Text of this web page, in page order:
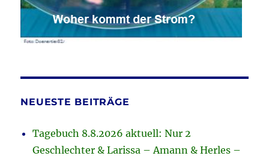
NEUESTE BEITRÄGE
Tagebuch 8.8.2026 aktuell: Nur 2
Geschlechter & Larissa – Amann & Herles –